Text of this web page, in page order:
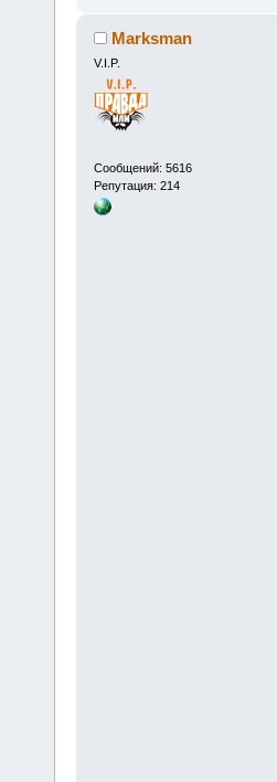
Marksman
V.I.P.
Сообщений: 5616
Репутация: 214